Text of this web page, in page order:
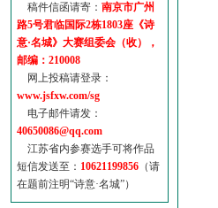
稿件信函请寄： 南京市广州
路5号君临国际2栋1803座《诗
意·名城》大赛组委会（收），
邮编：210008
网上投稿请登录：
www.jsfxw.com/sg
电子邮件请发：
40650086@qq.com
江苏省内参赛选手可将作品
短信发送至： 10621199856 （请
在题前注明“诗意·名城”）